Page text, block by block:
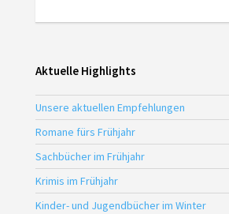
Aktuelle Highlights
Unsere aktuellen Empfehlungen
Romane fürs Frühjahr
Sachbücher im Frühjahr
Krimis im Frühjahr
Kinder- und Jugendbücher im Winter